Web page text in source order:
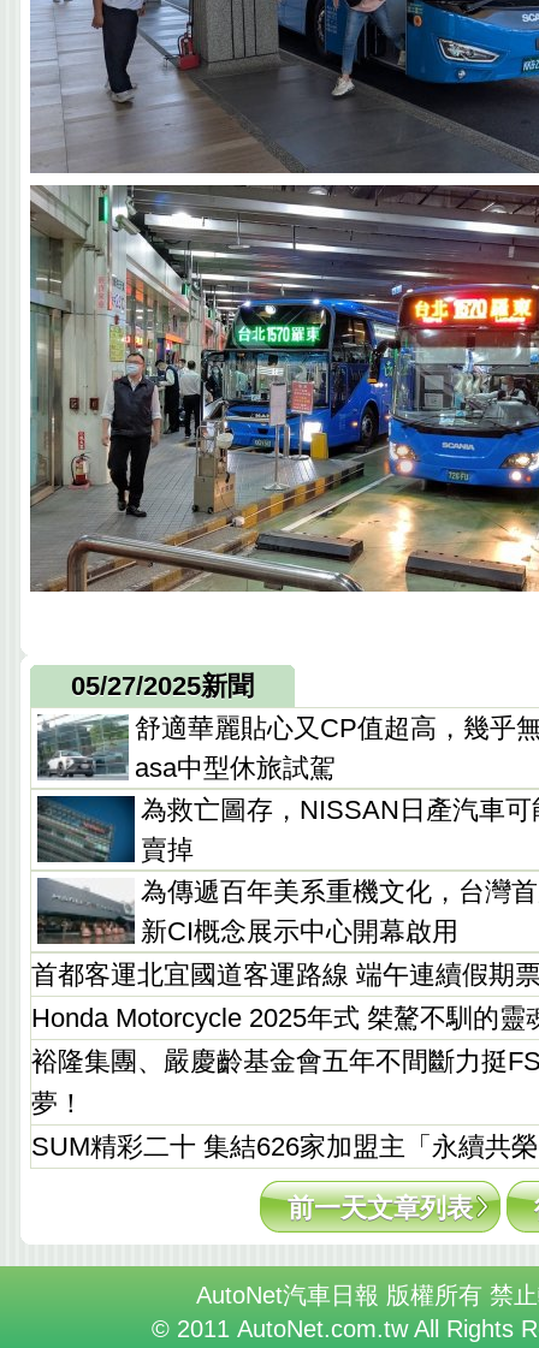
05/27/2025新聞
舒適華麗貼心又CP值超高，幾乎
asa中型休旅試駕
為救亡圖存，NISSAN日產汽車
賣掉
為傳遞百年美系重機文化，台灣
新CI概念展示中心開幕啟用
首都客運北宜國道客運路線 端午連續假期
Honda Motorcycle 2025年式 桀驁不馴的靈
裕隆集團、嚴慶齡基金會五年不間斷力挺
夢！
SUM精彩二十 集結626家加盟主「永續共
前一天文章列表
AutoNet汽車日報 版權所有 禁
© 2011 AutoNet.com.tw All Rights